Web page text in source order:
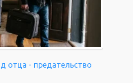
отца - предательство